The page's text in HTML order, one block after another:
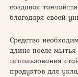
создавая
благодаря своей
Средство
длине после
использования
продуктов для